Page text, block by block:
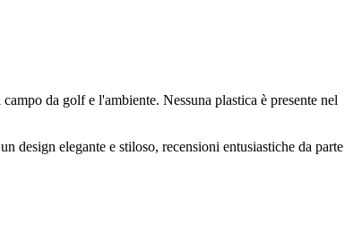
da golf e l'ambiente. Nessuna plastica è presente nel
design elegante e stiloso, recensioni entusiastiche da parte